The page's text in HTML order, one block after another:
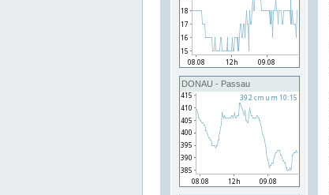
DONAU - Passau